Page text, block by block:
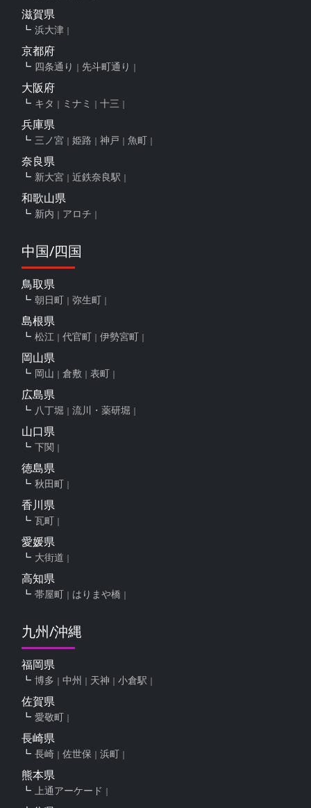
滋賀県
浜大津
京都府
四条通り 先斗町通り
大阪府
キタ ミナミ 十三
兵庫県
三ノ宮 姫路 神戸 魚町
奈良県
新大宮 近鉄奈良駅
和歌山県
新内 アロチ
中国/四国
鳥取県
朝日町 弥生町
島根県
松江 代官町 伊勢宮町
岡山県
岡山 倉敷 表町
広島県
八丁堀 流川・薬研堀
山口県
下関
徳島県
秋田町
香川県
瓦町
愛媛県
大街道
高知県
帯屋町 はりまや橋
九州/沖縄
福岡県
博多 中州 天神 小倉駅
佐賀県
愛敬町
長崎県
長崎 佐世保 浜町
熊本県
上通アーケード